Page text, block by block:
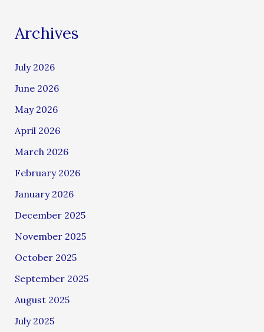
Archives
July 2026
June 2026
May 2026
April 2026
March 2026
February 2026
January 2026
December 2025
November 2025
October 2025
September 2025
August 2025
July 2025